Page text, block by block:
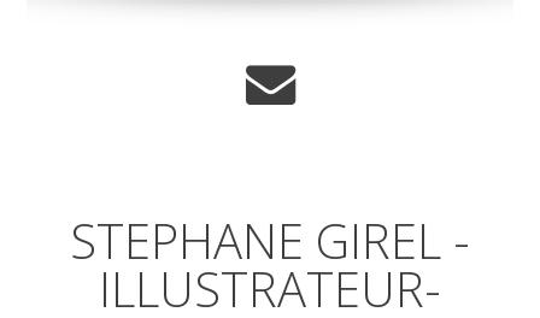
STEPHANE GIREL -
ILLUSTRATEUR-